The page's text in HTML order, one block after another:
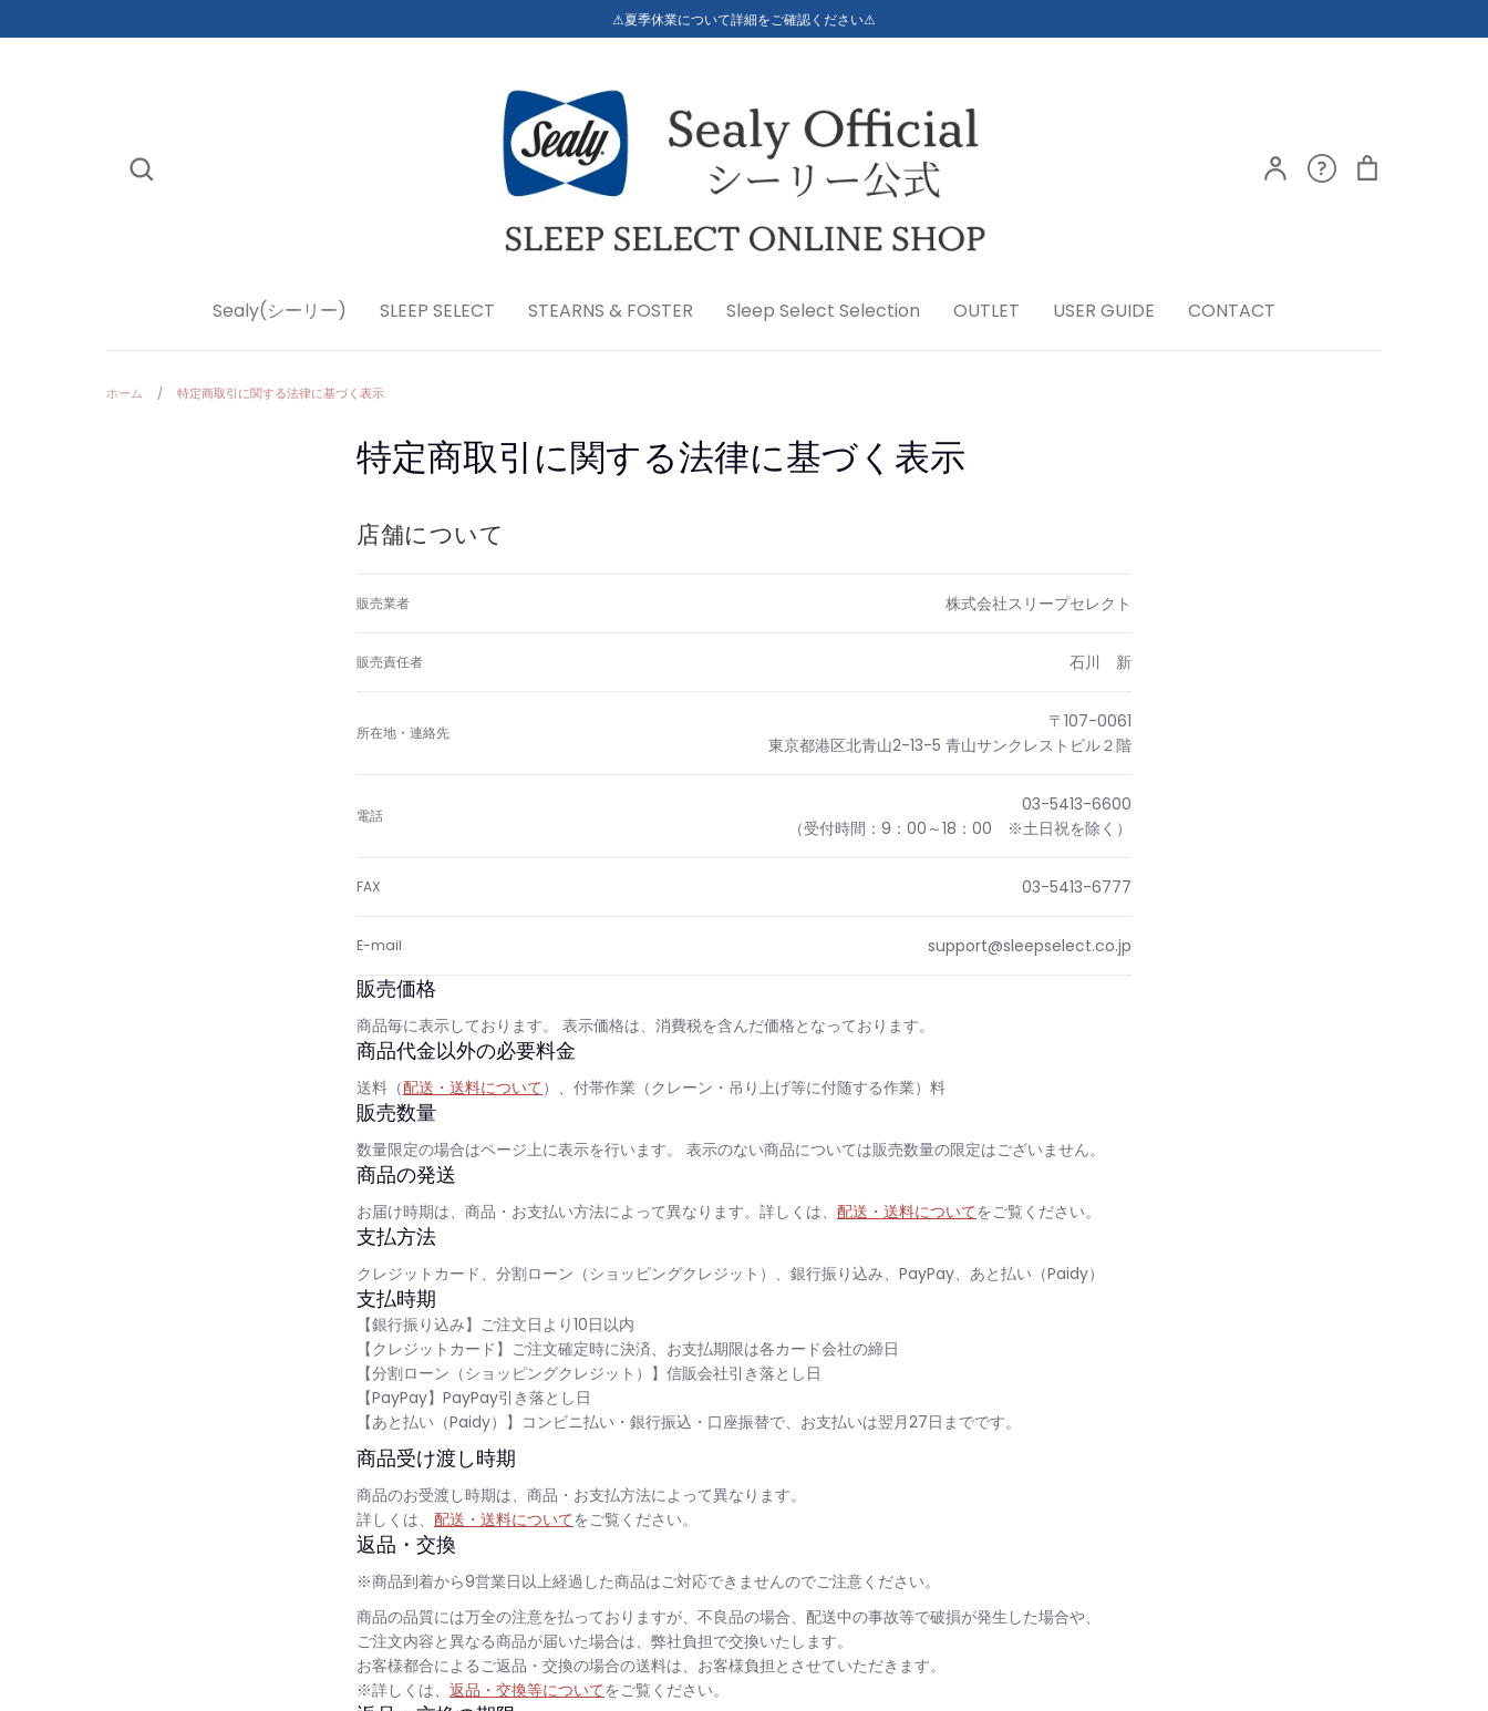
ン
⚠夏季休業について詳細をご確認ください⚠
ご
Sealy(シーリー) SLEEP SELECT STEARNS & FOSTER Sleep Select Selection OUTLET USER GUIDE CONTACT
ホーム / 特定商取引に関する法律に基づく表示
特定商取引に関する法律に基づく表示
店舗について
販売業者 株式会社スリープセレクト
販売責任者 石川 新
所在地・連絡先
〒107-0061
東京都港区北青山2-13-5 青山サンクレストビル２階
電話
03-5413-6600
（受付時間：9：00～18：00 ※土日祝を除く）
FAX 03-5413-6777
E-mail support@sleepselect.co.jp
販売価格
商品毎に表示しております。 表示価格は、消費税を含んだ価格となっております。
商品代金以外の必要料金
送料（配送・送料について ）、付帯作業（クレーン・吊り上げ等に付随する作業）料
販売数量
数量限定の場合はページ上に表示を行います。 表示のない商品については販売数量の限定はございません。
商品の発送
お届け時期は、商品・お支払い方法によって異なります。詳しくは、 配送・送料についてをご覧ください。
支払方法
クレジットカード、分割ローン（ショッピングクレジット）、銀行振り込み、PayPay、あと払い（Paidy）
支払時期
【銀行振り込み】ご注文日より10日以内
【クレジットカード】ご注文確定時に決済、お支払期限は各カード会社の締日
【分割ローン（ショッピングクレジット）】信販会社引き落とし日
【PayPay】PayPay引き落とし日
【あと払い（Paidy） 】 コンビニ払い・銀行振込・口座振替で、お支払いは翌月27日までです。
商品受け渡し時期
商品のお受渡し時期は、商品・お支払方法によって異なります。
詳しくは、 配送・送料についてをご覧ください。
返品・交換
※商品到着から9営業日以上経過した商品はご対応できませんのでご注意ください。
商品の品質には万全の注意を払っておりますが、不良品の場合、配送中の事故等で破損が発生した場合や、
ご注文内容と異なる商品が届いた場合は、弊社負担で交換いたします。
お客様都合によるご返品・交換の場合の送料は、お客様負担とさせていただきます。
※詳しくは、 返品・交換等についてをご覧ください。